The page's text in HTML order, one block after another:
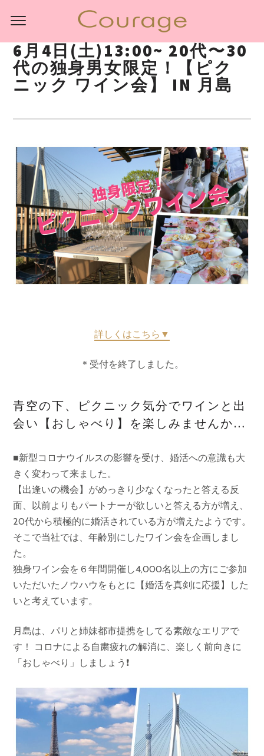
6月4日(土)13:00~ 20代〜30
代の独身男女限定！【ピク
ニック ワイン会】 IN 月島
詳しくはこちら▼
＊受付を終了しました。
青空の下、ピクニック気分でワインと出
会い【おしゃべり】を楽しみませんか…
■新型コロナウイルスの影響を受け、婚活への意識も大
きく変わって来ました。
【出逢いの機会】がめっきり少なくなったと答える反
面、以前よりもパートナーが欲しいと答える方が増え、
20代から積極的に婚活されている方が増えたようです。
そこで当社では、年齢別にしたワイン会を企画しまし
た。
独身ワイン会を６年間開催し4,000名以上の方にご参加
いただいたノウハウをもとに【婚活を真剣に応援】した
いと考えています。
月島は、パリと姉妹都市提携をしてる素敵なエリアで
す！ コロナによる自粛疲れの解消に、楽しく前向きに
「おしゃべり」しましょう❗️